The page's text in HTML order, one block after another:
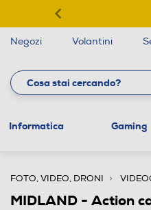
Negozi Volantini
Informatica Gaming
FOTO, VIDEO, DRONI
MIDLAND - Action